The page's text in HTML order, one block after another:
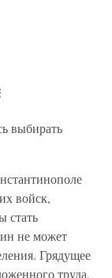
выбирать
войск,
стать
не может
Грядущее
труда,